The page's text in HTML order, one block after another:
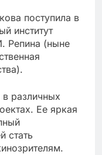
поступила в
институт
Репина (ныне
в различных
Ее яркая
стать